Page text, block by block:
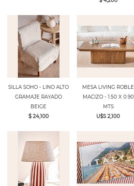
SILLA SOHO - LINO ALTO
GRAMAJE RAYADO
BEIGE
$ 24,100
MESA LIVING ROBLE
MACIZO - 1.50 X 0.90
MTS
U$S 2,100